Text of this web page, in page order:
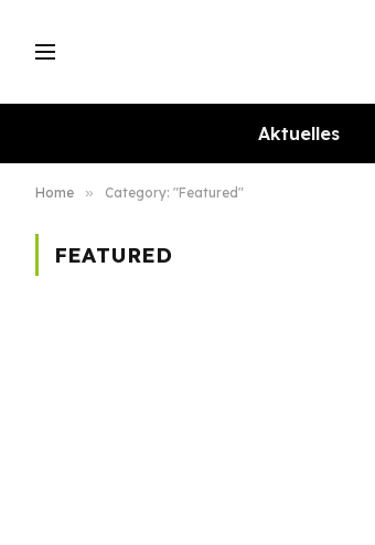
Aktuelles
Home » Category: "Featured"
FEATURED